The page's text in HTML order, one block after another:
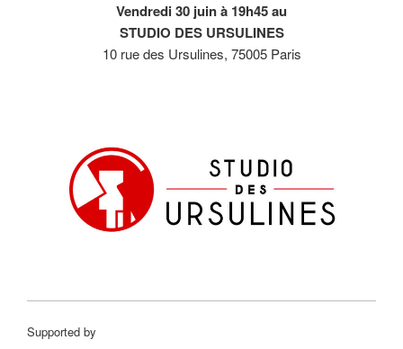
Vendredi30 juin à 19h45 au
STUDIO DES URSULINES
10 rue des Ursulines, 75005 Paris
Supported by